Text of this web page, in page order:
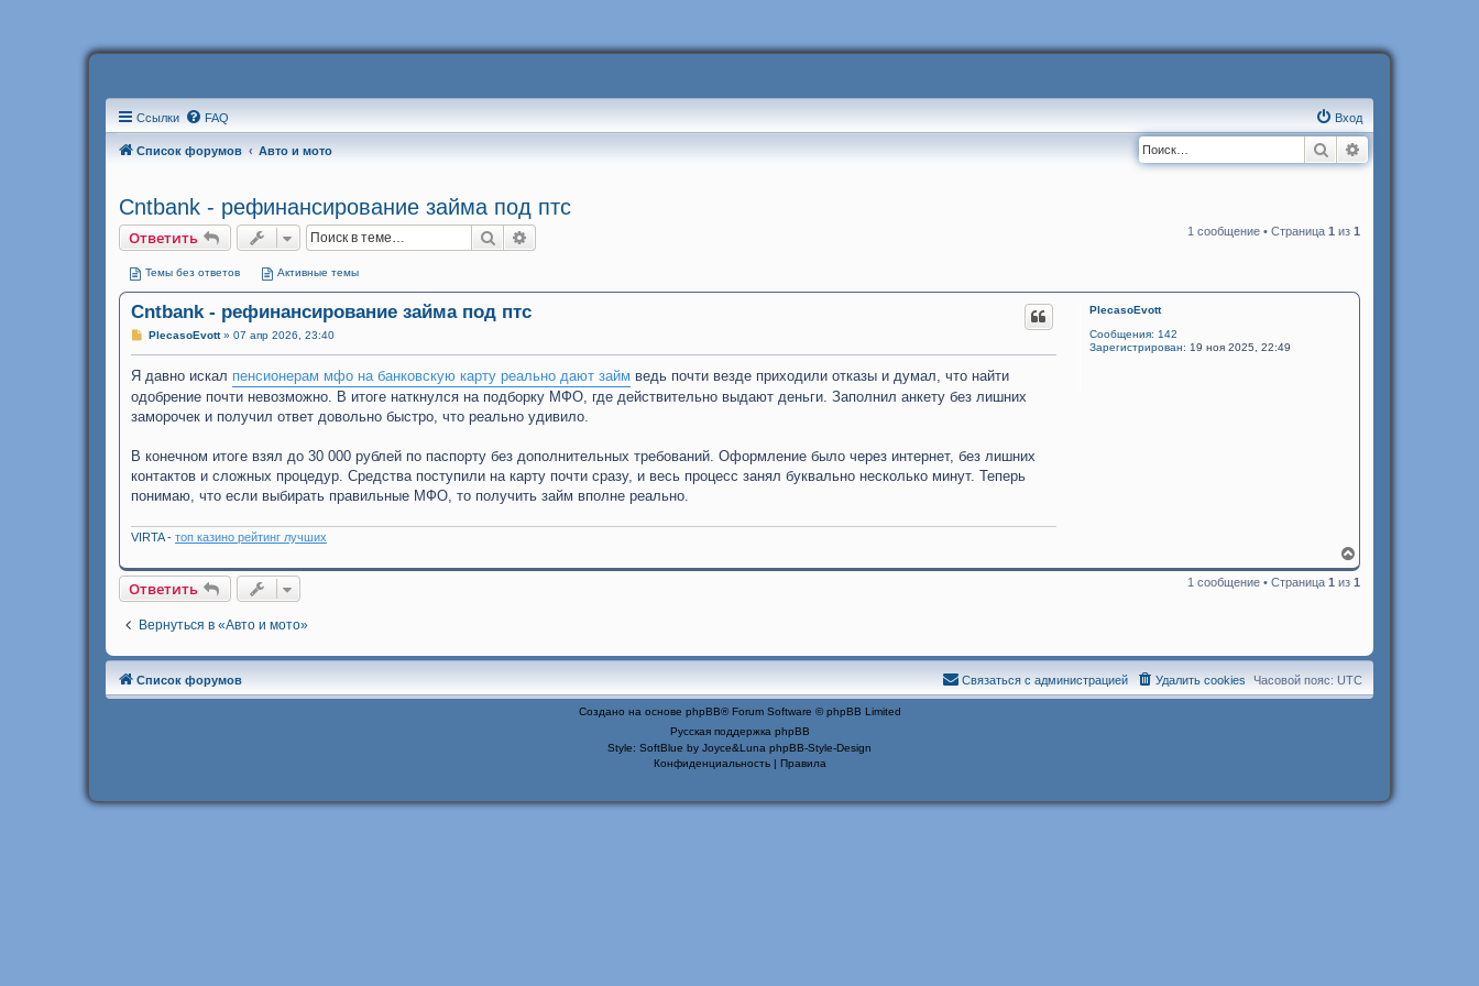
Ссылки FAQ Вход
Список форумов Авто и мото Поиск
Cntbank - рефинансирование займа под птс
Ответить Поиск 1 сообщение • Страница 1 из 1
Темы без ответов Активные темы
PlecasoEvott
Сообщения: 142
Зарегистрирован: 19 ноя 2025, 22:49
Cntbank - рефинансирование займа под птс
С
б
щ
е
н
PlecasoEvott» 07 апр 2026, 23:40
Я давно искал пенсионерам мфо на банковскую карту реально дают займ ведь почти везде приходили отказы и думал, что найти
одобрение почти невозможно. В итоге наткнулся на подборку МФО, где действительно выдают деньги. Заполнил анкету без лишних
заморочек и получил ответ довольно быстро, что реально удивило.
В конечном итоге взял до 30 000 рублей по паспорту без дополнительных требований. Оформление было через интернет, без лишних
контактов и сложных процедур. Средства поступили на карту почти сразу, и весь процесс занял буквально несколько минут. Теперь
понимаю, что если выбирать правильные МФО, то получить займ вполне реально.
VIRTA - топ казино рейтинг лучших
е
р
с
я
Ответить 1 сообщение • Страница 1 из 1
Вернуться в «Авто и мото»
Список форумов Часовой пояс: UTC
Удалить cookies
Связаться с администрацией
Создано на основе phpBB® Forum Software © phpBB Limited
Русская поддержка phpBB
Style: SoftBlue by Joyce&Luna phpBB-Style-Design
Конфиденциальность| Правила